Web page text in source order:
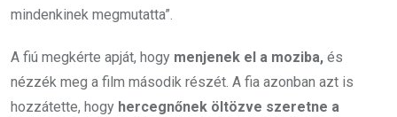
mindenkinek megmutatta”.
A fiú megkérte apját, hogy menjenek el a moziba, és
nézzék meg a film második részét. A fia azonban azt is
hozzátette, hogy hercegnőnek öltözve szeretne a